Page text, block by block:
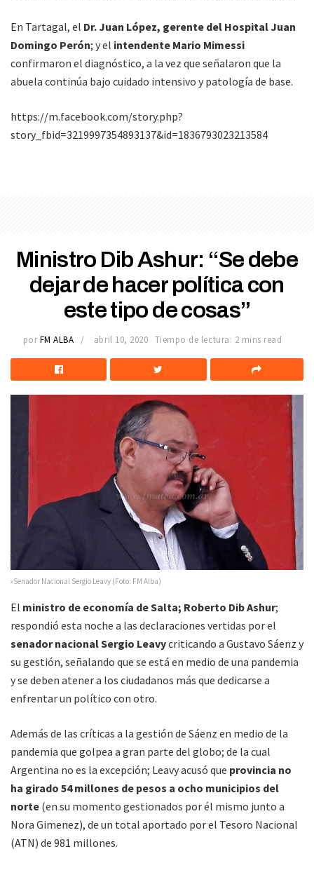
En Tartagal, el Dr. Juan López, gerente del Hospital Juan
Domingo Perón; y el intendente Mario Mimessi
confirmaron el diagnóstico, a la vez que señalaron que la
abuela continúa bajo cuidado intensivo y patología de base.
https://m.facebook.com/story.php?
story_fbid=3219997354893137&id=1836793023213584
Ministro Dib Ashur: “Se debe
dejar de hacer política con
este tipo de cosas”
por FM ALBA abril 10, 2020 Tiempo de lectura: 2 mins read
»Senador Nacional Sergio Leavy (Foto: FM Alba)
El ministro de economía de Salta; Roberto Dib Ashur;
respondió esta noche a las declaraciones vertidas por el
senador nacional Sergio Leavycriticando a Gustavo Sáenz y
su gestión, señalando que se está en medio de una pandemia
y se deben atener a los ciudadanos más que dedicarse a
enfrentar un político con otro.
Además de las críticas a la gestión de Sáenz en medio de la
pandemia que golpea a gran parte del globo; de la cual
Argentina no es la excepción; Leavy acusó que provincia no
ha girado 54 millones de pesos a ocho municipios del
norte (en su momento gestionados por él mismo junto a
Nora Gimenez), de un total aportado por el Tesoro Nacional
(ATN) de 981 millones.